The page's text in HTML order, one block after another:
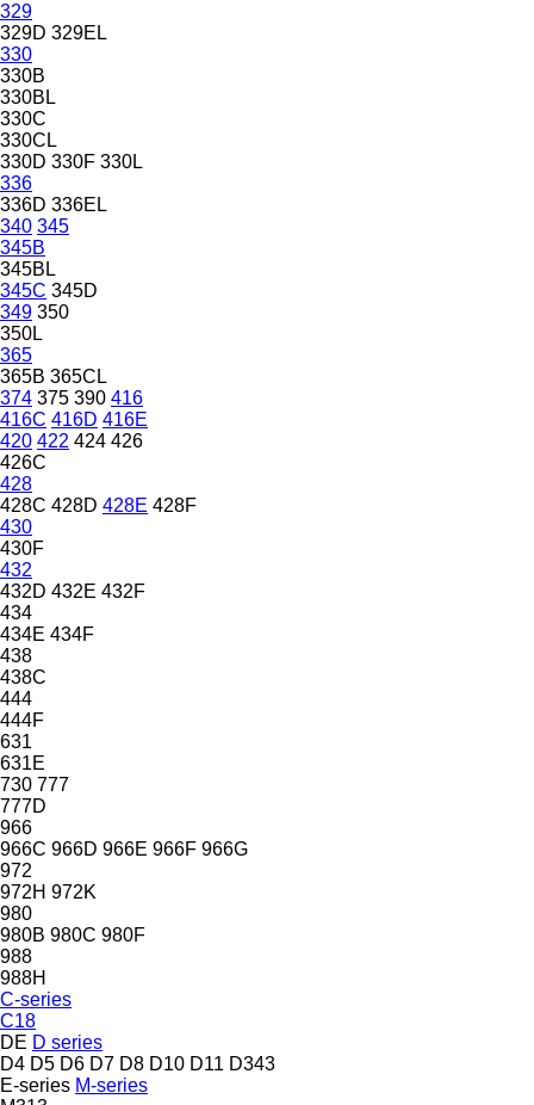
329
329D 329EL
330
330B
330BL
330C
330CL
330D 330F 330L
336
336D 336EL
340 345
345B
345BL
345C 345D
349 350
350L
365
365B 365CL
374 375 390 416
416C 416D 416E
420 422 424 426
426C
428
428C 428D 428E 428F
430
430F
432
432D 432E 432F
434
434E 434F
438
438C
444
444F
631
631E
730 777
777D
966
966C 966D 966E 966F 966G
972
972H 972K
980
980B 980C 980F
988
988H
C-series
C18
DE D series
D4 D5 D6 D7 D8 D10 D11 D343
E-series M-series